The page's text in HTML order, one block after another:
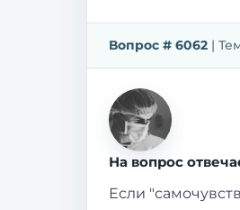
Вопрос # 6062 |
На вопрос
Если